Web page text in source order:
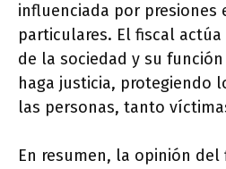
influenciada por presiones
particulares. El fiscal
de la sociedad y su
haga justicia, protegiendo
las personas, tanto
En resumen, la opinión del